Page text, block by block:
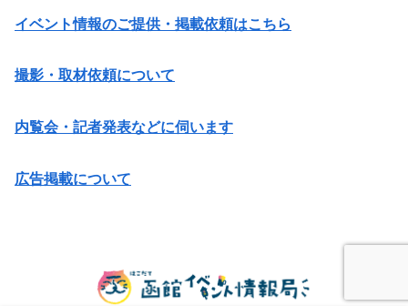
イベント情報のご提供・掲載依頼はこちら
撮影・取材依頼について
内覧会・記者発表などに伺います
広告掲載について